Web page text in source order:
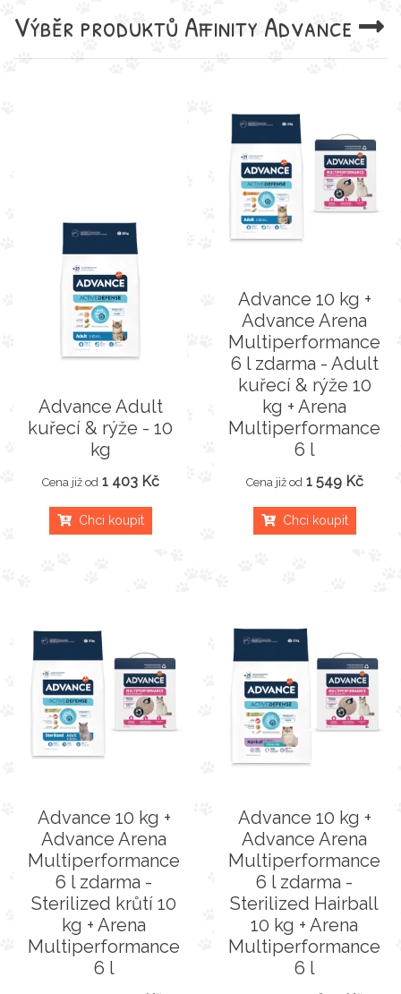
Výběr produktů Affinity Advance
Advance Adult
kuřecí & rýže - 10
kg
Cena již od 1 403 Kč
Chci koupit
Advance 10 kg +
Advance Arena
Multiperformance
6 l zdarma - Adult
kuřecí & rýže 10
kg + Arena
Multiperformance
6 l
Cena již od 1 549 Kč
Chci koupit
Advance 10 kg +
Advance Arena
Multiperformance
6 l zdarma -
Sterilized krůtí 10
kg + Arena
Multiperformance
6 l
Advance 10 kg +
Advance Arena
Multiperformance
6 l zdarma -
Sterilized Hairball
10 kg + Arena
Multiperformance
6 l